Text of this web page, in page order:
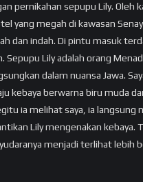
pernikahan sepupu Lily.
yang megah di kawasan
dan indah. Di pintu masuk
Sepupu Lily adalah orang
dalam nuansa Jawa.
kebaya berwarna biru muda
ia melihat saya, ia langsung
Lily mengenakan kebaya.
menjadi terlihat lebih